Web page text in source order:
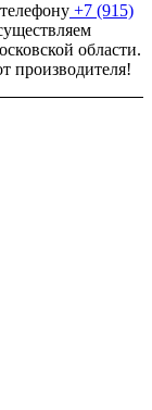
+7 (915)
области.
производителя!